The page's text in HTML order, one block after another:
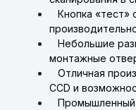
Кнопка «тест»
Небольшие
монтажные
Отличная
CCD и
Промышленный